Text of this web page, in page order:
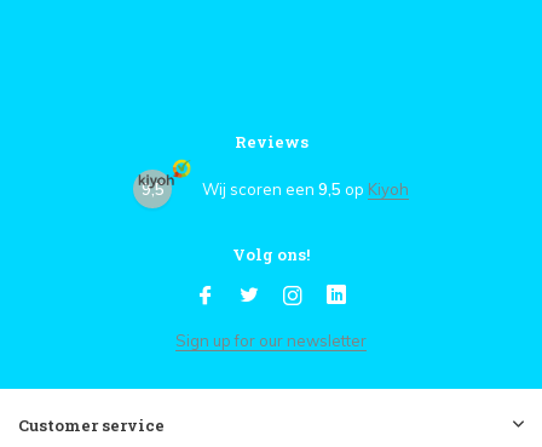
Reviews
9,5 Wij scoren een 9,5 op Kiyoh
Volg ons!
Sign up for our newsletter
Customer service